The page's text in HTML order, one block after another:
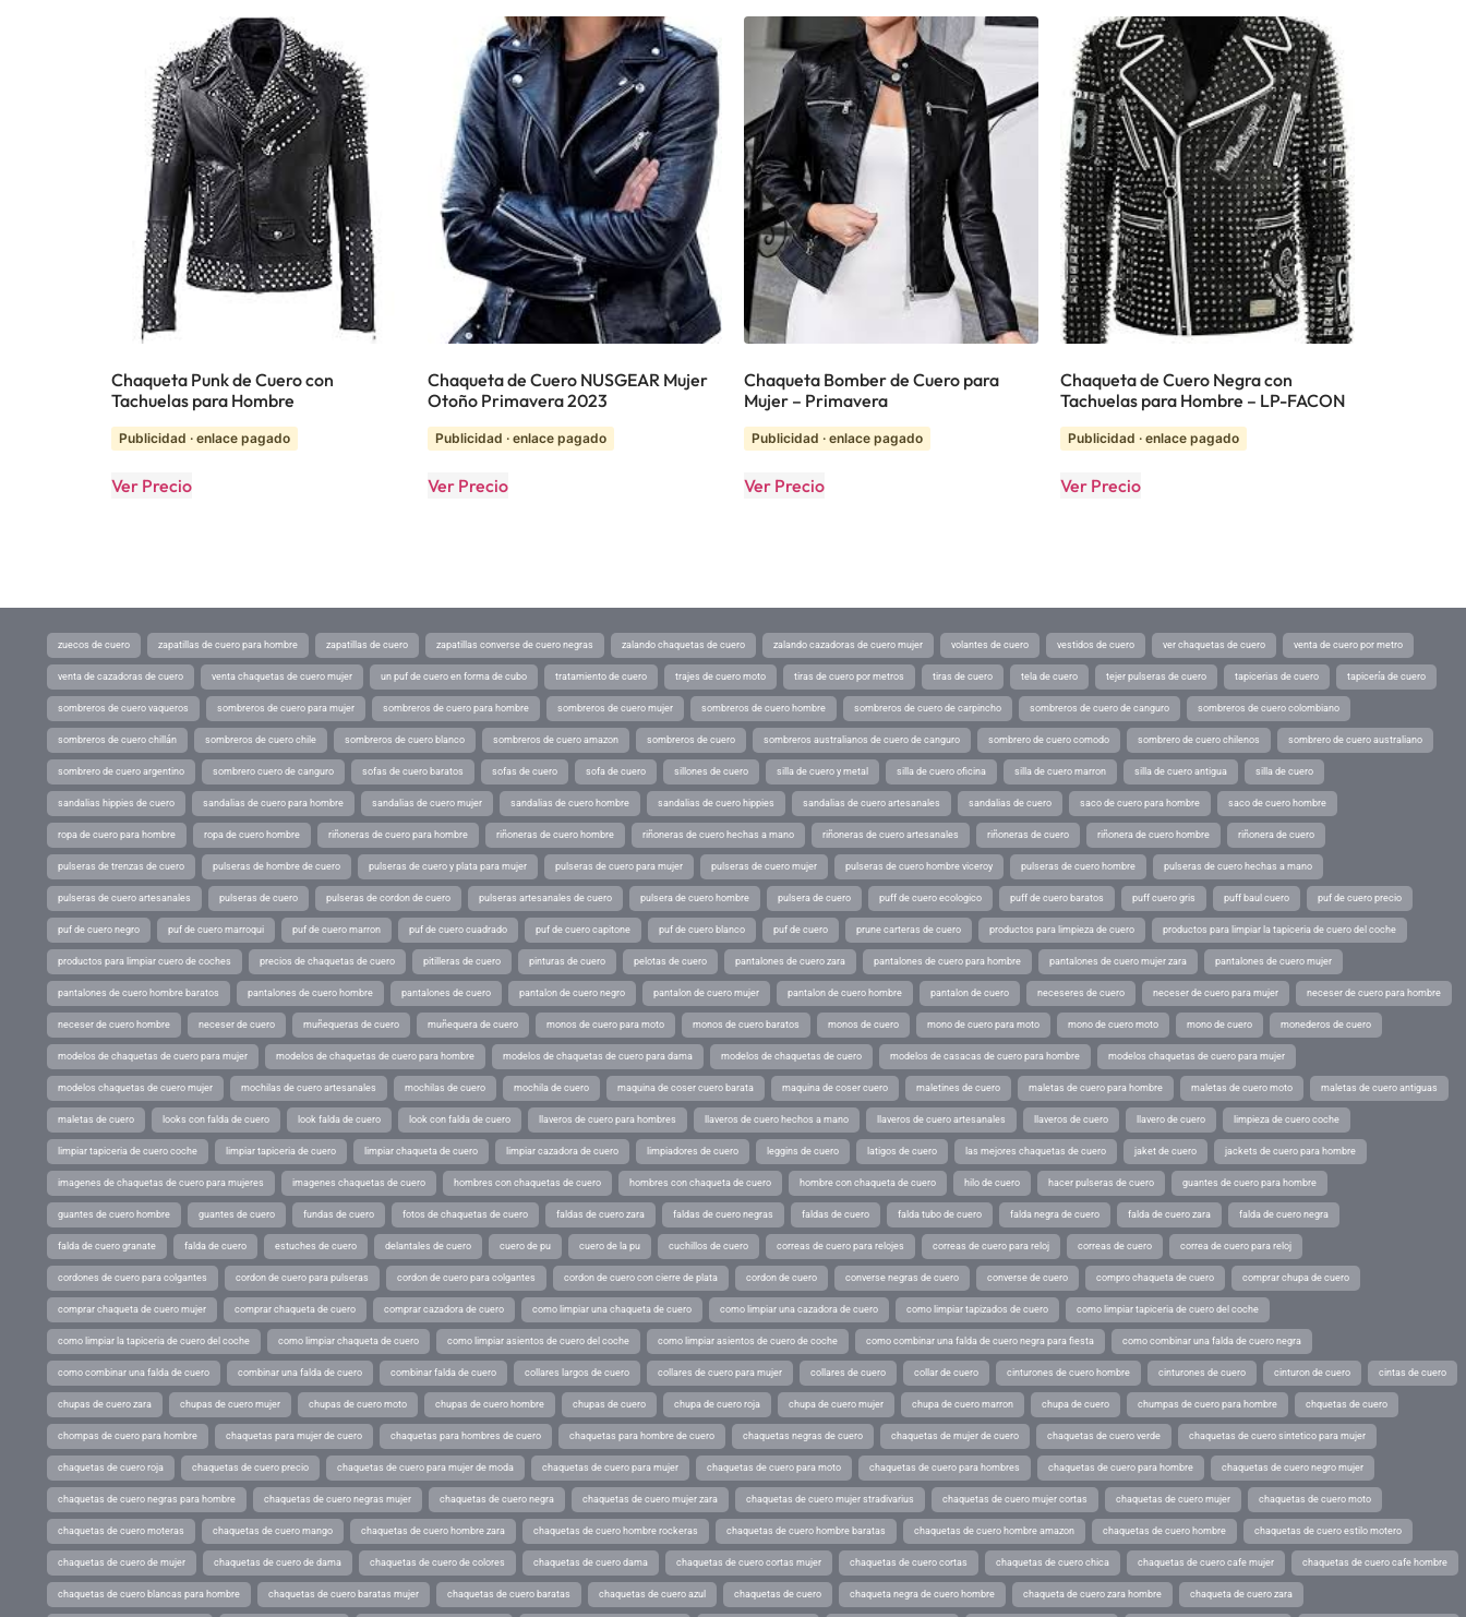
Chaqueta Punk de Cuero con
Tachuelas para Hombre
Publicidad · enlace pagado
Ver Precio
Chaqueta de Cuero NUSGEAR Mujer
Otoño Primavera 2023
Publicidad · enlace pagado
Ver Precio
Chaqueta Bomber de Cuero para
Mujer – Primavera
Publicidad · enlace pagado
Ver Precio
Chaqueta de Cuero Negra con
Tachuelas para Hombre – LP-FACON
Publicidad · enlace pagado
Ver Precio
zuecos de cuero zapatillas de cuero para hombre zapatillas de cuero zapatillas converse de cuero negras zalando chaquetas de cuero zalando cazadoras de cuero mujer volantes de cuero vestidos de cuero ver chaquetas de cuero venta de cuero por metro
venta de cazadoras de cuero venta chaquetas de cuero mujer un puf de cuero en forma de cubo tratamiento de cuero trajes de cuero moto tiras de cuero por metros tiras de cuero tela de cuero tejer pulseras de cuero tapicerias de cuero tapicería de cuero
sombreros de cuero vaqueros sombreros de cuero para mujer sombreros de cuero para hombre sombreros de cuero mujer sombreros de cuero hombre sombreros de cuero de carpincho sombreros de cuero de canguro sombreros de cuero colombiano
sombreros de cuero chillán sombreros de cuero chile sombreros de cuero blanco sombreros de cuero amazon sombreros de cuero sombreros australianos de cuero de canguro sombrero de cuero comodo sombrero de cuero chilenos sombrero de cuero australiano
sombrero de cuero argentino sombrero cuero de canguro sofas de cuero baratos sofas de cuero sofa de cuero sillones de cuero silla de cuero y metal silla de cuero oficina silla de cuero marron silla de cuero antigua silla de cuero
sandalias hippies de cuero sandalias de cuero para hombre sandalias de cuero mujer sandalias de cuero hombre sandalias de cuero hippies sandalias de cuero artesanales sandalias de cuero saco de cuero para hombre saco de cuero hombre
ropa de cuero para hombre ropa de cuero hombre riñoneras de cuero para hombre riñoneras de cuero hombre riñoneras de cuero hechas a mano riñoneras de cuero artesanales riñoneras de cuero riñonera de cuero hombre riñonera de cuero
pulseras de trenzas de cuero pulseras de hombre de cuero pulseras de cuero y plata para mujer pulseras de cuero para mujer pulseras de cuero mujer pulseras de cuero hombre viceroy pulseras de cuero hombre pulseras de cuero hechas a mano
pulseras de cuero artesanales pulseras de cuero pulseras de cordon de cuero pulseras artesanales de cuero pulsera de cuero hombre pulsera de cuero puff de cuero ecologico puff de cuero baratos puff cuero gris puff baul cuero puf de cuero precio
puf de cuero negro puf de cuero marroqui puf de cuero marron puf de cuero cuadrado puf de cuero capitone puf de cuero blanco puf de cuero prune carteras de cuero productos para limpieza de cuero productos para limpiar la tapiceria de cuero del coche
productos para limpiar cuero de coches precios de chaquetas de cuero pitilleras de cuero pinturas de cuero pelotas de cuero pantalones de cuero zara pantalones de cuero para hombre pantalones de cuero mujer zara pantalones de cuero mujer
pantalones de cuero hombre baratos pantalones de cuero hombre pantalones de cuero pantalon de cuero negro pantalon de cuero mujer pantalon de cuero hombre pantalon de cuero neceseres de cuero neceser de cuero para mujer neceser de cuero para hombre
neceser de cuero hombre neceser de cuero muñequeras de cuero muñequera de cuero monos de cuero para moto monos de cuero baratos monos de cuero mono de cuero para moto mono de cuero moto mono de cuero monederos de cuero
modelos de chaquetas de cuero para mujer modelos de chaquetas de cuero para hombre modelos de chaquetas de cuero para dama modelos de chaquetas de cuero modelos de casacas de cuero para hombre modelos chaquetas de cuero para mujer
modelos chaquetas de cuero mujer mochilas de cuero artesanales mochilas de cuero mochila de cuero maquina de coser cuero barata maquina de coser cuero maletines de cuero maletas de cuero para hombre maletas de cuero moto maletas de cuero antiguas
maletas de cuero looks con falda de cuero look falda de cuero look con falda de cuero llaveros de cuero para hombres llaveros de cuero hechos a mano llaveros de cuero artesanales llaveros de cuero llavero de cuero limpieza de cuero coche
limpiar tapiceria de cuero coche limpiar tapiceria de cuero limpiar chaqueta de cuero limpiar cazadora de cuero limpiadores de cuero leggins de cuero latigos de cuero las mejores chaquetas de cuero jaket de cuero jackets de cuero para hombre
imagenes de chaquetas de cuero para mujeres imagenes chaquetas de cuero hombres con chaquetas de cuero hombres con chaqueta de cuero hombre con chaqueta de cuero hilo de cuero hacer pulseras de cuero guantes de cuero para hombre
guantes de cuero hombre guantes de cuero fundas de cuero fotos de chaquetas de cuero faldas de cuero zara faldas de cuero negras faldas de cuero falda tubo de cuero falda negra de cuero falda de cuero zara falda de cuero negra
falda de cuero granate falda de cuero estuches de cuero delantales de cuero cuero de pu cuero de la pu cuchillos de cuero correas de cuero para relojes correas de cuero para reloj correas de cuero correa de cuero para reloj
cordones de cuero para colgantes cordon de cuero para pulseras cordon de cuero para colgantes cordon de cuero con cierre de plata cordon de cuero converse negras de cuero converse de cuero compro chaqueta de cuero comprar chupa de cuero
comprar chaqueta de cuero mujer comprar chaqueta de cuero comprar cazadora de cuero como limpiar una chaqueta de cuero como limpiar una cazadora de cuero como limpiar tapizados de cuero como limpiar tapiceria de cuero del coche
como limpiar la tapiceria de cuero del coche como limpiar chaqueta de cuero como limpiar asientos de cuero del coche como limpiar asientos de cuero de coche como combinar una falda de cuero negra para fiesta como combinar una falda de cuero negra
como combinar una falda de cuero combinar una falda de cuero combinar falda de cuero collares largos de cuero collares de cuero para mujer collares de cuero collar de cuero cinturones de cuero hombre cinturones de cuero cinturon de cuero cintas de cuero
chupas de cuero zara chupas de cuero mujer chupas de cuero moto chupas de cuero hombre chupas de cuero chupa de cuero roja chupa de cuero mujer chupa de cuero marron chupa de cuero chumpas de cuero para hombre chquetas de cuero
chompas de cuero para hombre chaquetas para mujer de cuero chaquetas para hombres de cuero chaquetas para hombre de cuero chaquetas negras de cuero chaquetas de mujer de cuero chaquetas de cuero verde chaquetas de cuero sintetico para mujer
chaquetas de cuero roja chaquetas de cuero precio chaquetas de cuero para mujer de moda chaquetas de cuero para mujer chaquetas de cuero para moto chaquetas de cuero para hombres chaquetas de cuero para hombre chaquetas de cuero negro mujer
chaquetas de cuero negras para hombre chaquetas de cuero negras mujer chaquetas de cuero negra chaquetas de cuero mujer zara chaquetas de cuero mujer stradivarius chaquetas de cuero mujer cortas chaquetas de cuero mujer chaquetas de cuero moto
chaquetas de cuero moteras chaquetas de cuero mango chaquetas de cuero hombre zara chaquetas de cuero hombre rockeras chaquetas de cuero hombre baratas chaquetas de cuero hombre amazon chaquetas de cuero hombre chaquetas de cuero estilo motero
chaquetas de cuero de mujer chaquetas de cuero de dama chaquetas de cuero de colores chaquetas de cuero dama chaquetas de cuero cortas mujer chaquetas de cuero cortas chaquetas de cuero chica chaquetas de cuero cafe mujer chaquetas de cuero cafe hombre
chaquetas de cuero blancas para hombre chaquetas de cuero baratas mujer chaquetas de cuero baratas chaquetas de cuero azul chaquetas de cuero chaqueta negra de cuero hombre chaqueta de cuero zara hombre chaqueta de cuero zara